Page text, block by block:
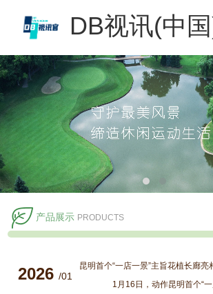
DB视讯(中
方网站
产品展示 PRODUCTS
2026 /01
昆明首个“一店一景”主旨花植长廊亮